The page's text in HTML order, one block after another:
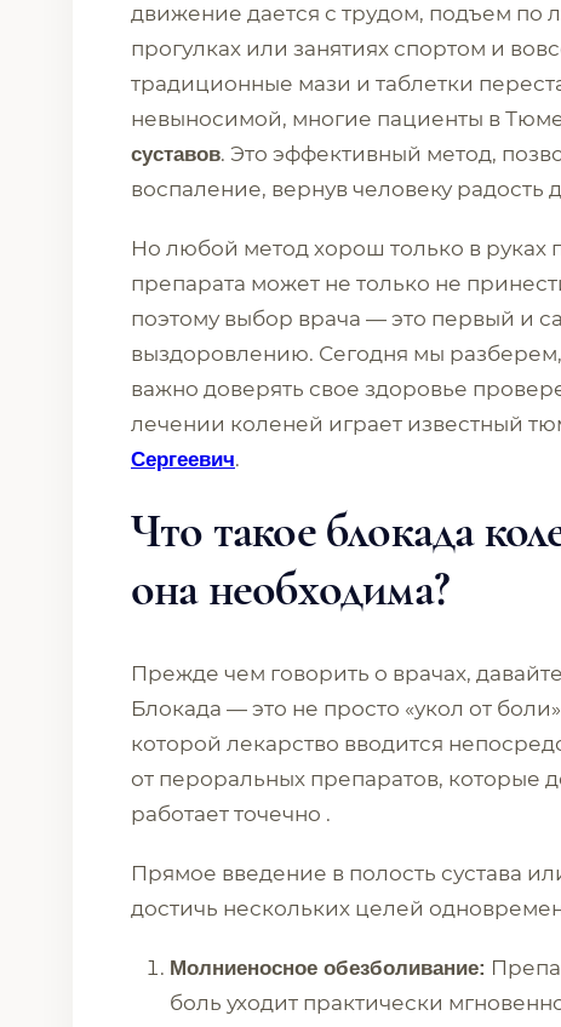
движение дается с трудом, подъем по
прогулках или занятиях спортом и
традиционные мази и таблетки
невыносимой, многие пациенты в
суставов. Это эффективный метод,
воспаление, вернув человеку радость
Но любой метод хорош только в
препарата может не только не
поэтому выбор врача — это первый и
выздоровлению. Сегодня мы разберем,
важно доверять свое здоровье
лечении коленей играет известный
Сергеевич.
Что такое блокада
она необходима?
Прежде чем говорить о врачах,
Блокада — это не просто «укол от
которой лекарство вводится
от пероральных препаратов, которые
работает точечно .
Прямое введение в полость сустава
достичь нескольких целей
Молниеносное обезболивание:
боль уходит практически